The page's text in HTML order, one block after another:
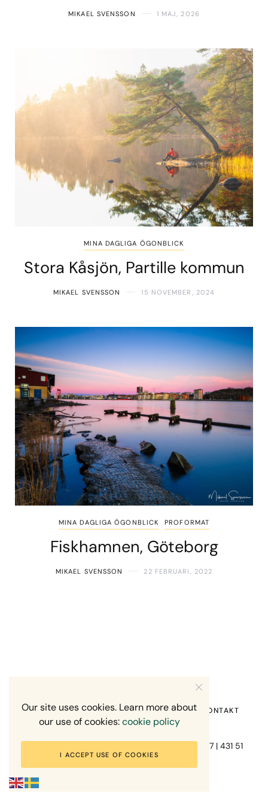
MIKAEL SVENSSON 1 MAJ, 2026
MINA DAGLIGA ÖGONBLICK
Stora Kåsjön, Partille kommun
MIKAEL SVENSSON 15 NOVEMBER, 2024
MINA DAGLIGA ÖGONBLICK PROFORMAT
Fiskhamnen, Göteborg
MIKAEL SVENSSON 22 FEBRUARI, 2022
Fotograf Mikael Svensson | Gundefjällsgatan 407 | 431 51
Mölndal | +46-70-7671863
HEM OM MIG RECENSION OM MIG KONTAKT
Our site uses cookies. Learn more about
our use of cookies:cookie policy
I ACCEPT USE OF COOKIES